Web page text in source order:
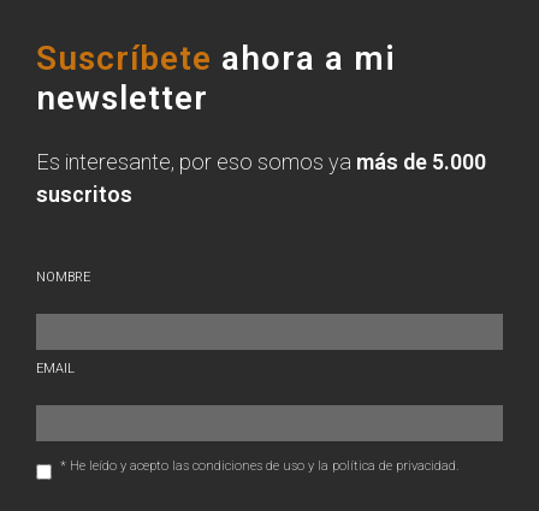
Suscríbete ahora a mi
newsletter
Es interesante, por eso somos ya más de 5.000
suscritos
NOMBRE
EMAIL
* He leído y acepto las condiciones de uso y la política de privacidad.